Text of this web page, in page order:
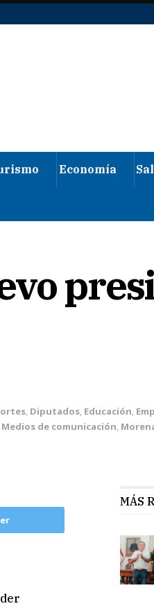
Economía
, Diputados, Educación,
Medios de comunicación,
MÁS